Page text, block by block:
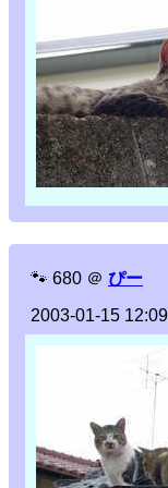
🐾 680 ＠ ぴー
2003-01-15